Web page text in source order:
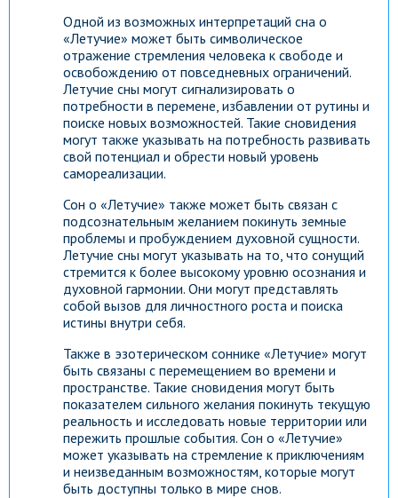
Одной из возможных интерпретаций сна о
«Летучие» может быть символическое
отражение стремления человека к свободе и
освобождению от повседневных ограничений.
Летучие сны могут сигнализировать о
потребности в перемене, избавлении от рутины и
поиске новых возможностей. Такие сновидения
могут также указывать на потребность развивать
свой потенциал и обрести новый уровень
самореализации.
Сон о «Летучие» также может быть связан с
подсознательным желанием покинуть земные
проблемы и пробуждением духовной сущности.
Летучие сны могут указывать на то, что сонущий
стремится к более высокому уровню осознания и
духовной гармонии. Они могут представлять
собой вызов для личностного роста и поиска
истины внутри себя.
Также в эзотерическом соннике «Летучие» могут
быть связаны с перемещением во времени и
пространстве. Такие сновидения могут быть
показателем сильного желания покинуть текущую
реальность и исследовать новые территории или
пережить прошлые события. Сон о «Летучие»
может указывать на стремление к приключениям
и неизведанным возможностям, которые могут
быть доступны только в мире снов.